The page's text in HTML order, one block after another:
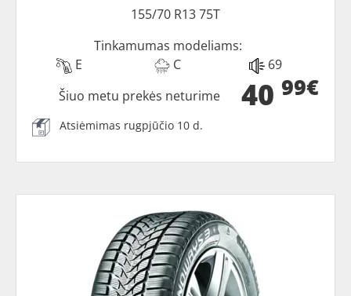
155/70 R13 75T
Tinkamumas modeliams:
E
C 69
40 99€
Šiuo metu prekės neturime
Atsiėmimas rugpjūčio 10 d.